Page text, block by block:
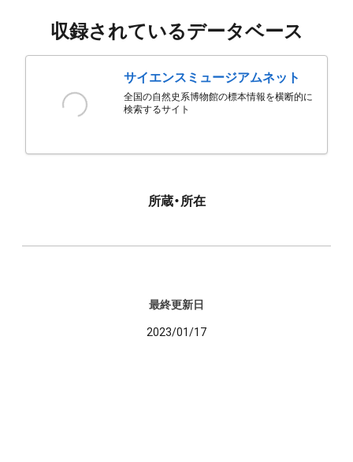
収録されているデータベース
サイエンスミュージアムネット
全国の自然史系博物館の標本情報を横断的に
検索するサイト
所蔵・所在
最終更新日
2023/01/17